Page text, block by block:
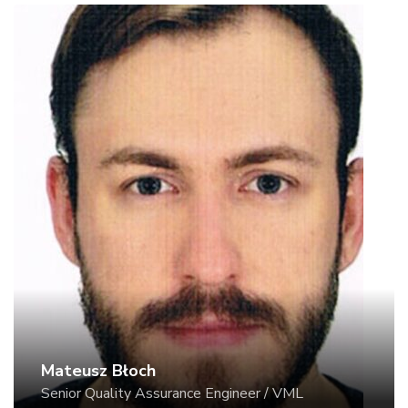
chmury w firmie. Jak chmurę zabezpieczyć w
podstawowy sposób na przykładzie Microsoft
Mateusz Błoch
Senior Quality Assurance Engineer / VML
Mateusz Błoch
Senior Quality Assurance Engineer / VML
Quality Assurance Engineer z 5 letnim
doświadczeniem. Obecnie pracuje w VML, gdzie
zajmuje się jakością oprogramowania oraz
optymalizacją procesów jego wytwarzania.
Orędownik wykorzystywania sztucznej
inteligencji w codziennej pracy testera. Prywatnie
fan gier komputerowych oraz jazdy rowerem.
"Praktyczne przykłady użycia AI w codziennej